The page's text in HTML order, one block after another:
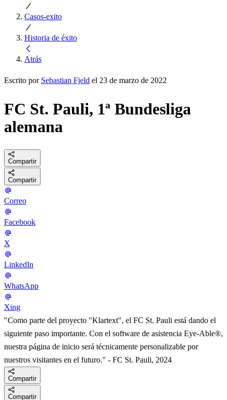
Casos-exito
Historia de éxito
Atrás
Escrito por Sebastian Fjeld el 23 de marzo de 2022
FC St. Pauli, 1ª Bundesliga
alemana
Compartir
Compartir
Correo
Facebook
X
LinkedIn
WhatsApp
Xing
"Como parte del proyecto "Klartext", el FC St. Pauli está dando el
siguiente paso importante. Con el software de asistencia Eye-Able®,
nuestra página de inicio será técnicamente personalizable por
nuestros visitantes en el futuro." - FC St. Pauli, 2024
Compartir
Compartir